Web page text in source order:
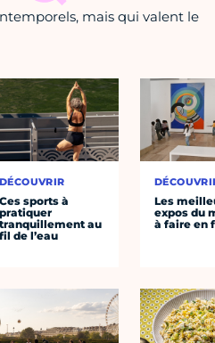
mais qui valent le
DÉCOUVRIR
Ces sports à
pratiquer
tranquillement au
fil de l’eau
Les
expos du
à faire en